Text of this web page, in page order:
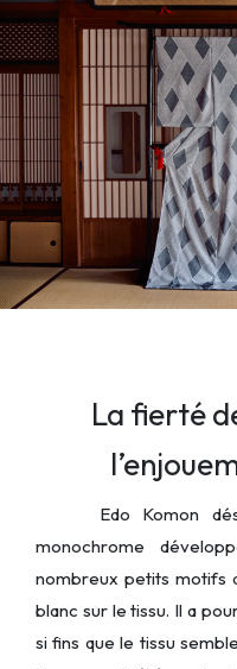
La fierté
Edo Komon
monochrome
nombreux petits motifs
blanc sur le tissu. Il a
si fins que le tissu